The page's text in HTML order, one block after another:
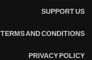
SUPPORT US
TERMS AND CONDITIONS
PRIVACY POLICY